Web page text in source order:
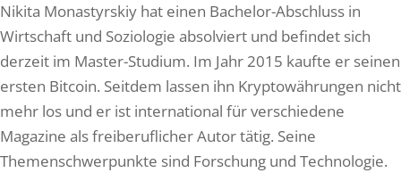
Nikita Monastyrskiy hat einen Bachelor-Abschluss in
Wirtschaft und Soziologie absolviert und befindet sich
derzeit im Master-Studium. Im Jahr 2015 kaufte er seinen
ersten Bitcoin. Seitdem lassen ihn Kryptowährungen nicht
mehr los und er ist international für verschiedene
Magazine als freiberuflicher Autor tätig. Seine
Themenschwerpunkte sind Forschung und Technologie.